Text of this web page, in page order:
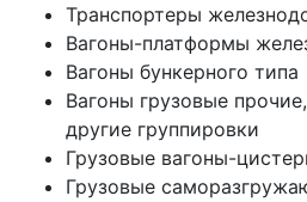
Транспортеры
Вагоны-платформы
Вагоны бункерного типа
Вагоны грузовые
другие группировки
Грузовые вагоны-
Грузовые